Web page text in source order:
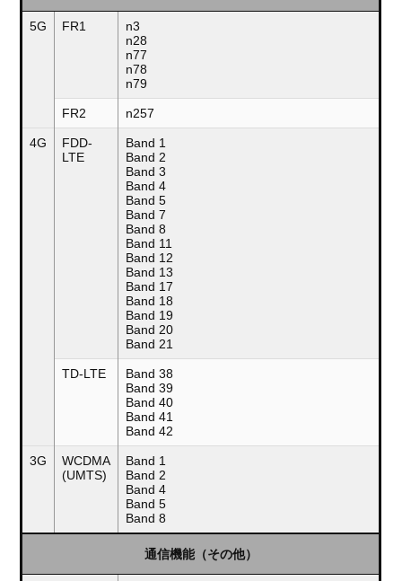
5G FR1
n3
n28
n77
n78
n79
FR2 n257
4G
FDD-
LTE
Band 1
Band 2
Band 3
Band 4
Band 5
Band 7
Band 8
Band 11
Band 12
Band 13
Band 17
Band 18
Band 19
Band 20
Band 21
TD-LTE
Band 38
Band 39
Band 40
Band 41
Band 42
3G
WCDMA
(UMTS)
Band 1
Band 2
Band 4
Band 5
Band 8
通信機能（その他）